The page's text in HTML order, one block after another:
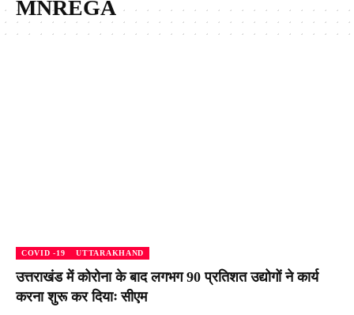
MNREGA
COVID -19 UTTARAKHAND
उत्तराखंड में कोरोना के बाद लगभग 90 प्रतिशत उद्योगों ने कार्य
करना शुरू कर दियाः सीएम